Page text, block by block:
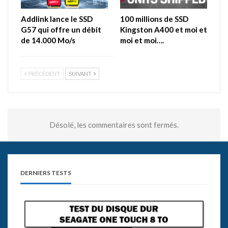
Addlink lance le SSD
G57 qui offre un débit
de 14.000 Mo/s
100 millions de SSD
Kingston A400 et moi et
moi et moi….
PRÉCÉDENT SUIVANT
Désolé, les commentaires sont fermés.
DERNIERS TESTS